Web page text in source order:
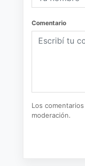
Comentario
Los
moderación.